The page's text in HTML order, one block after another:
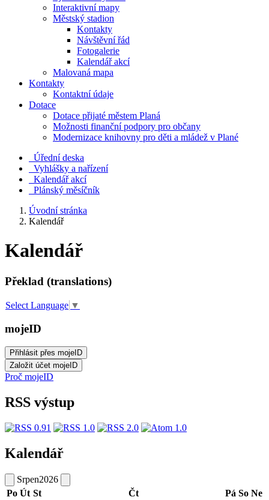
Interaktivní mapy
Městský stadion
Kontakty
Návštěvní řád
Fotogalerie
Kalendář akcí
Malovaná mapa
Kontakty
Kontaktní údaje
Dotace
Dotace přijaté městem Planá
Možnosti finanční podpory pro občany
Modernizace knihovny pro děti a mládež v Plané
Úřední deska
Vyhlášky a nařízení
Kalendář akcí
Plánský měsíčník
Úvodní stránka
Kalendář
Kalendář
Překlad (translations)
Select Language ▼
mojeID
Proč mojeID
RSS výstup
Kalendář
Srpen2026
Po Út St Čt Pá So Ne